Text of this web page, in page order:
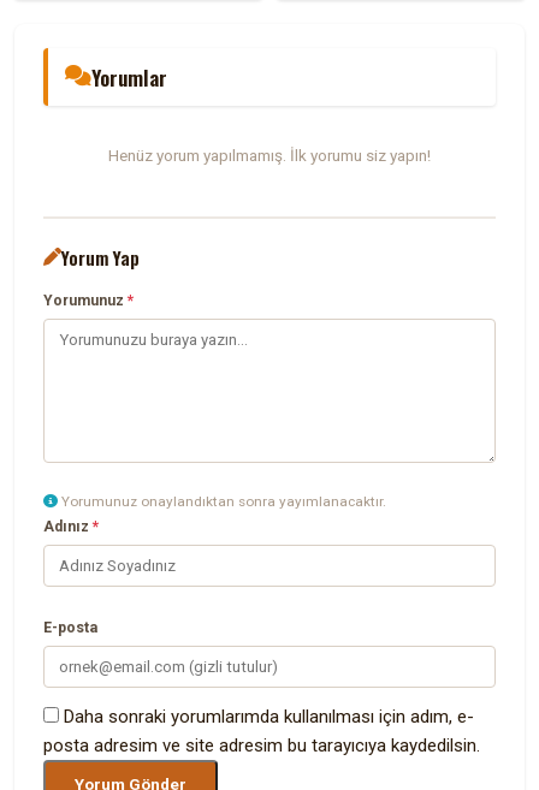
Yorumlar
Henüz yorum yapılmamış. İlk yorumu siz yapın!
Yorum Yap
Yorumunuz*
Yorumunuz onaylandıktan sonra yayımlanacaktır.
Adınız*
E-posta
Daha sonraki yorumlarımda kullanılması için adım, e-
posta adresim ve site adresim bu tarayıcıya kaydedilsin.